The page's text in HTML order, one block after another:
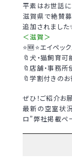
平素はお世話に
滋賀県で絶賛
追加されました
＜滋賀＞
⭐🆕⭐エイペッ
🔖犬・猫飼育可
🔖店舗・事務
🔖学割付きの
ぜひ！ご紹介お
最新の空室状
ロ”弊社掲載ペ